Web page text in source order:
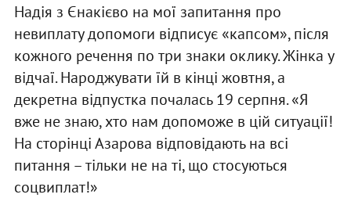
Надія з Єнакієво на мої запитання про
невиплату допомоги відписує «капсом», після
кожного речення по три знаки оклику. Жінка у
відчаї. Народжувати їй в кінці жовтня, а
декретна відпустка почалась 19 серпня. «Я
вже не знаю, хто нам допоможе в цій ситуації!
На сторінці Азарова відповідають на всі
питання – тільки не на ті, що стосуються
соцвиплат!»